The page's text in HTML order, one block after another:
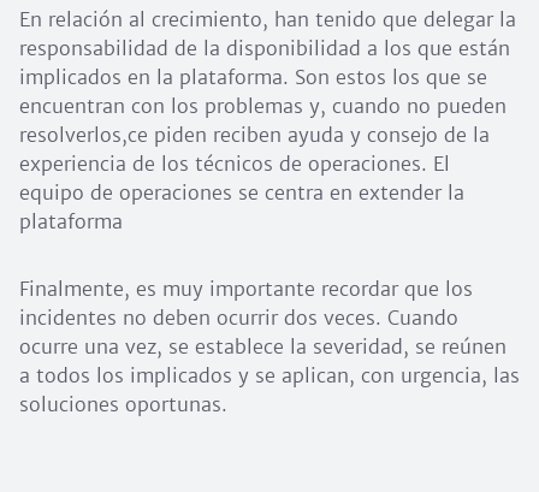
En relación al crecimiento, han tenido que delegar la
responsabilidad de la disponibilidad a los que están
implicados en la plataforma. Son estos los que se
encuentran con los problemas y, cuando no pueden
resolverlos,ce piden reciben ayuda y consejo de la
experiencia de los técnicos de operaciones. El
equipo de operaciones se centra en extender la
plataforma
Finalmente, es muy importante recordar que los
incidentes no deben ocurrir dos veces. Cuando
ocurre una vez, se establece la severidad, se reúnen
a todos los implicados y se aplican, con urgencia, las
soluciones oportunas.